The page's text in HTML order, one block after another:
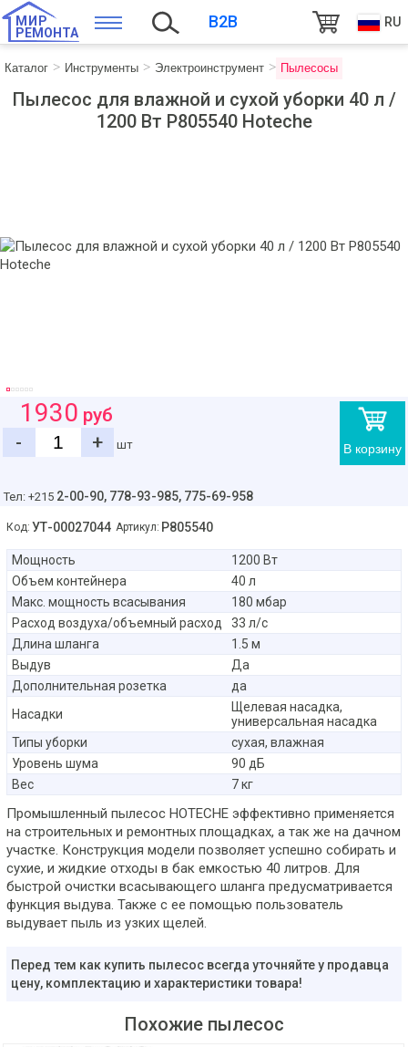
МИР
РЕМОНТА
B2B RU
Каталог Инструменты Электроинструмент Пылесосы
Пылесос для влажной и сухой уборки 40 л /
1200 Вт P805540 Hoteche
В корзину
1930 руб
-
+ шт
Тел: +215 2-00-90, 778-93-985, 775-69-958
Код: УТ-00027044 Артикул: P805540
Мощность
1200 Вт
Объем контейнера
40 л
Макс. мощность всасывания
180 мбар
Расход воздуха/объемный расход
33 л/с
Длина шланга
1.5 м
Выдув
Да
Дополнительная розетка
да
Насадки
Щелевая насадка,
универсальная насадка
Типы уборки
сухая, влажная
Уровень шума
90 дБ
Вес
7 кг
Промышленный пылесос HOTECHE эффективно применяется
на строительных и ремонтных площадках, а так же на дачном
участке. Конструкция модели позволяет успешно собирать и
сухие, и жидкие отходы в бак емкостью 40 литров. Для
быстрой очистки всасывающего шланга предусматривается
функция выдува. Также с ее помощью пользователь
выдувает пыль из узких щелей.
Перед тем как купить пылесос всегда уточняйте у продавца
цену, комплектацию и характеристики товара!
Похожие пылесос